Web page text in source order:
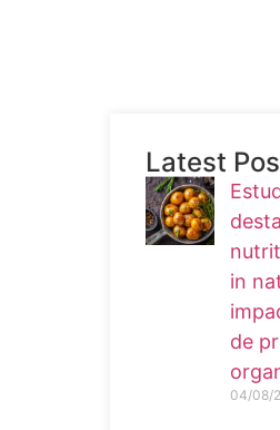
Latest
in
de
04/08/